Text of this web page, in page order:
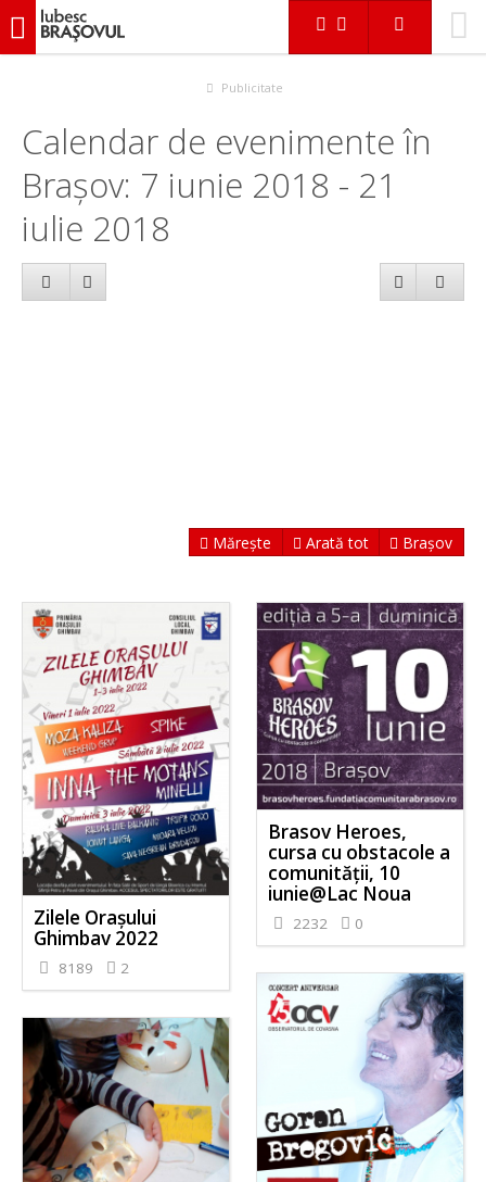
iubescbraşovul.ro
Publicitate
Calendar de evenimente în
Brașov: 7 iunie 2018 - 21
iulie 2018
Mărește Arată tot Brașov
Zilele Orașului
Ghimbav 2022
8189 2
Brasov Heroes,
cursa cu obstacole a
comunității, 10
iunie@Lac Noua
2232 0